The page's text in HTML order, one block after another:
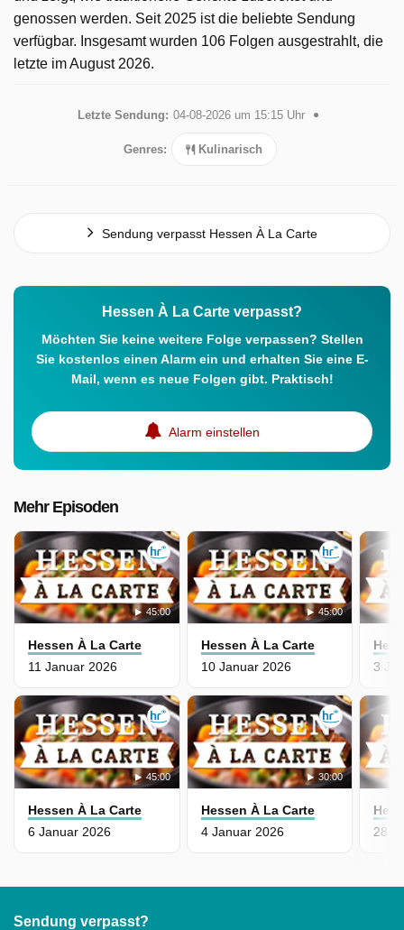
genossen werden. Seit 2025 ist die beliebte Sendung
verfügbar. Insgesamt wurden 106 Folgen ausgestrahlt, die
letzte im August 2026.
Letzte Sendung: 04-08-2026 um 15:15 Uhr
Genres: Kulinarisch
Sendung verpasst Hessen À La Carte
Hessen À La Carte verpasst?
Möchten Sie keine weitere Folge verpassen? Stellen
Sie kostenlos einen Alarm ein und erhalten Sie eine E-
Mail, wenn es neue Folgen gibt. Praktisch!
Alarm einstellen
Mehr Episoden
45:00
Hessen À La Carte
11 Januar 2026
45:00
Hessen À La Carte
10 Januar 2026
45:00
Hessen À La Carte
6 Januar 2026
30:00
Hessen À La Carte
4 Januar 2026
3
28
Sendung verpasst?